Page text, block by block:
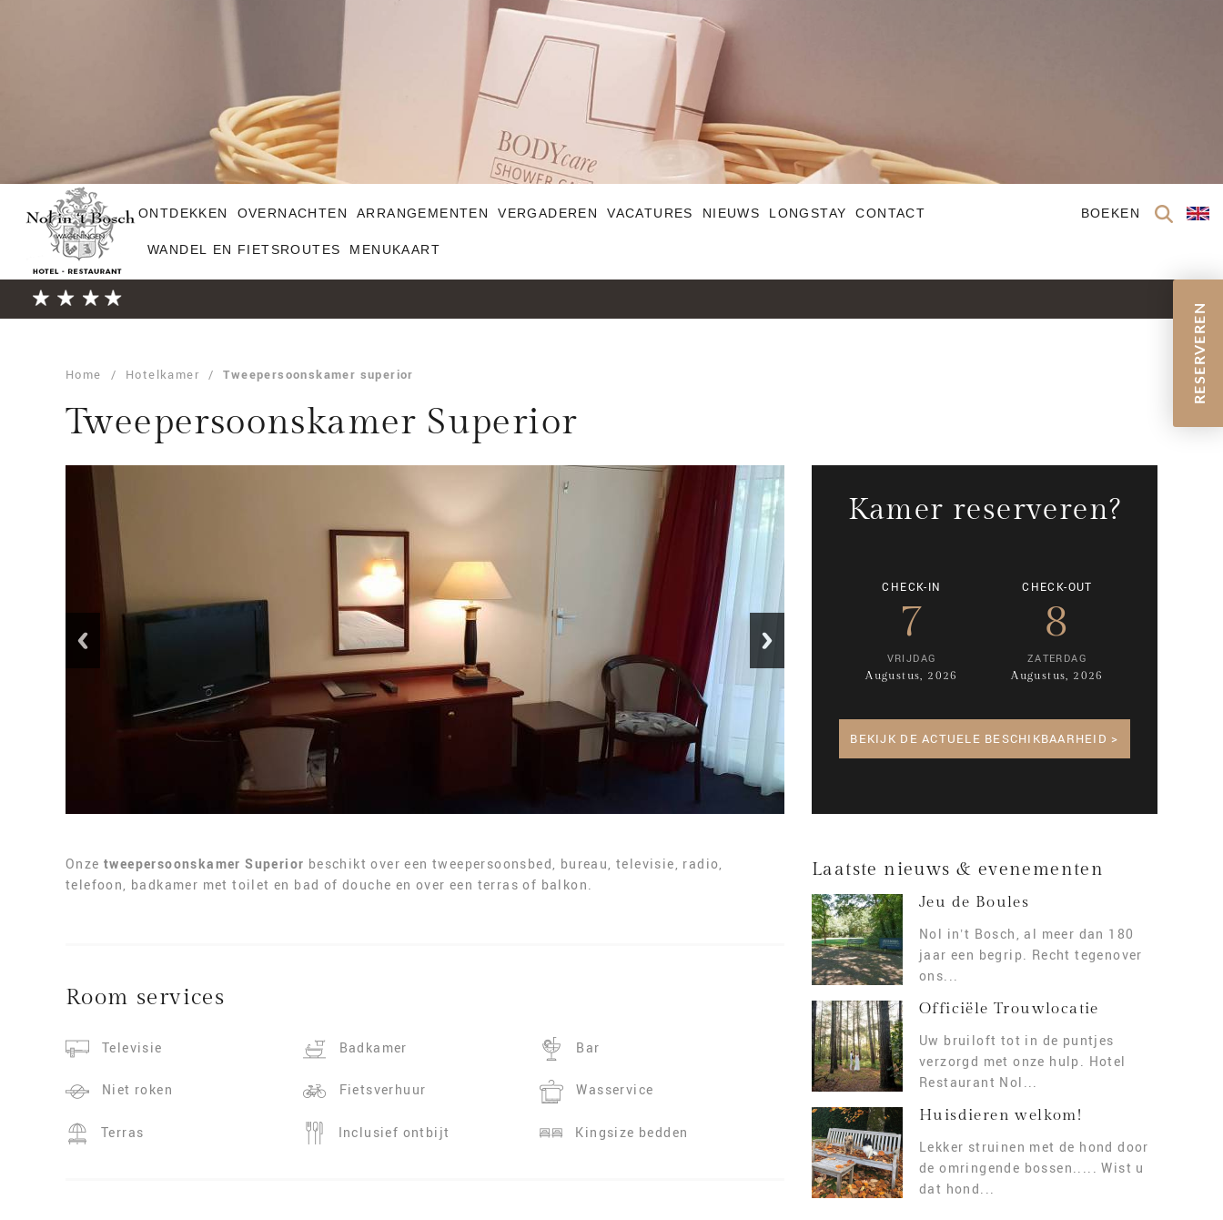
BOEKEN
ONTDEKKEN OVERNACHTEN ARRANGEMENTEN VERGADEREN VACATURES NIEUWS LONGSTAY CONTACT
WANDEL EN FIETSROUTES MENUKAART
Home / Hotelkamer / Tweepersoonskamer superior
Tweepersoonskamer Superior
Onze tweepersoonskamer Superior beschikt over een tweepersoonsbed, bureau, televisie, radio,
telefoon, badkamer met toilet en bad of douche en over een terras of balkon.
Room services
Televisie Badkamer Bar
Niet roken Fietsverhuur Wasservice
Terras Inclusief ontbijt Kingsize bedden
Kamer reserveren?
CHECK-IN
7
VRIJDAG
Augustus, 2026
CHECK-OUT
8
ZATERDAG
Augustus, 2026
BEKIJK DE ACTUELE BESCHIKBAARHEID >
Laatste nieuws & evenementen
Jeu de Boules
Nol in’t Bosch, al meer dan 180
jaar een begrip. Recht tegenover
ons...
Officiële Trouwlocatie
Uw bruiloft tot in de puntjes
verzorgd met onze hulp. Hotel
Restaurant Nol...
Huisdieren welkom!
Lekker struinen met de hond door
de omringende bossen..... Wist u
dat hond...
RESERVEREN